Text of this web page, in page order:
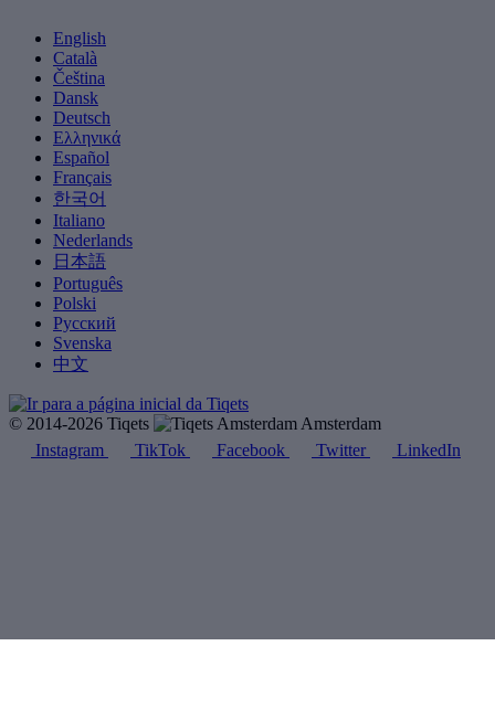
English
Català
Čeština
Dansk
Deutsch
Ελληνικά
Español
Français
한국어
Italiano
Nederlands
日本語
Português
Polski
Русский
Svenska
中文
© 2014-2026 Tiqets
Amsterdam
Instagram
TikTok Facebook Twitter LinkedIn